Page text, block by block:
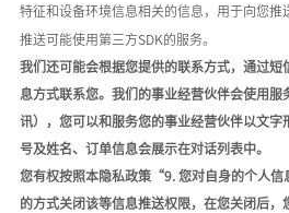
特征和设备环境信息相关的信息，用于向您推
推送可能使用第三方SDK的服务。
我们还可能会根据您提供的联系方式，通过短
息方式联系您。我们的事业经营伙伴会使用服
讯） ，您可以和服务您的事业经营伙伴以文字
号及姓名、订单信息会展示在对话列表中。
您有权按照本隐私政策“9. 您对自身的个人信
的方式关闭该等信息推送权限，在您关闭后，